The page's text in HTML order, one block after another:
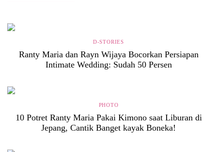
D-STORIES
Ranty Maria dan Rayn Wijaya Bocorkan Persiapan
Intimate Wedding: Sudah 50 Persen
PHOTO
10 Potret Ranty Maria Pakai Kimono saat Liburan di
Jepang, Cantik Banget kayak Boneka!